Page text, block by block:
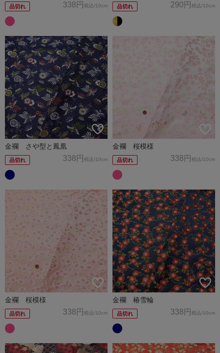
品切れ 338円 税込/10cm 品切れ 290円 税込/10cm
金襴 さや型と鳳凰
品切れ 338円 税込/10cm
金襴 桜模様
品切れ 338円 税込/10cm
金襴 桜模様
品切れ 338円 税込/10cm
金襴 椿雪輪
品切れ 338円 税込/10cm